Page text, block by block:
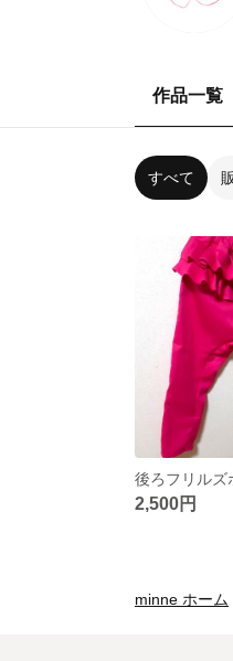
作品一覧
すべて
後ろフリルズ
2,500円
minne ホーム